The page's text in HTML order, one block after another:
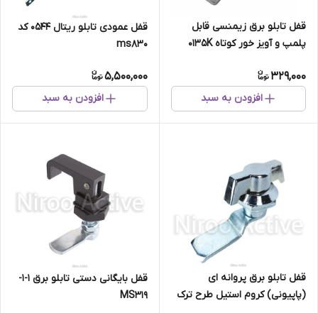
قفل تابلو برق زیمنسی قابل
پلمپ و آویز خور کوتاه ۰۱۳۵K
329,000
افزودن به سبد
قفل عمودی تابلو ریتال 0544 کد
ms830
5,500,000
افزودن به سبد
قفل تابلو برق پروانه ای
(پاپیونی) کروم استیل طرح ترک
قفل بایگانی دستی تابلو برق 1-1-
MS319